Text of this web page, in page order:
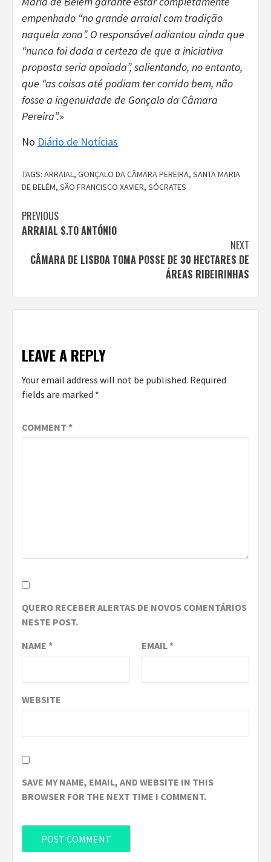
empenhado “no grande arraial com tradição
naquela zona”. O responsável adiantou ainda que
“nunca foi dada a certeza de que a iniciativa
proposta seria apoiada”, salientando, no entanto,
que “as coisas até podiam ter corrido bem, não
fosse a ingenuidade de Gonçalo da Câmara
Pereira”.»
No Diário de Notícias
TAGS: ARRAIAL, GONÇALO DA CÂMARA PEREIRA, SANTA MARIA
DE BELÉM, SÃO FRANCISCO XAVIER, SÓCRATES
Continue
Reading
PREVIOUS
ARRAIAL S.TO ANTÓNIO
NEXT
CÂMARA DE LISBOA TOMA POSSE DE 30 HECTARES DE
ÁREAS RIBEIRINHAS
LEAVE A REPLY
Your email address will not be published. Required
fields are marked *
COMMENT *
QUERO RECEBER ALERTAS DE NOVOS COMENTÁRIOS
NESTE POST.
NAME * EMAIL*
WEBSITE
SAVE MY NAME, EMAIL, AND WEBSITE IN THIS
BROWSER FOR THE NEXT TIME I COMMENT.